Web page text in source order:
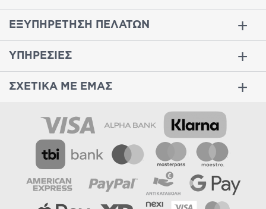
ΕΞΥΠΗΡΕΤΗΣΗ ΠΕΛΑΤΩΝ
ΥΠΗΡΕΣΙΕΣ
ΣΧΕΤΙΚΑ ΜΕ ΕΜΑΣ